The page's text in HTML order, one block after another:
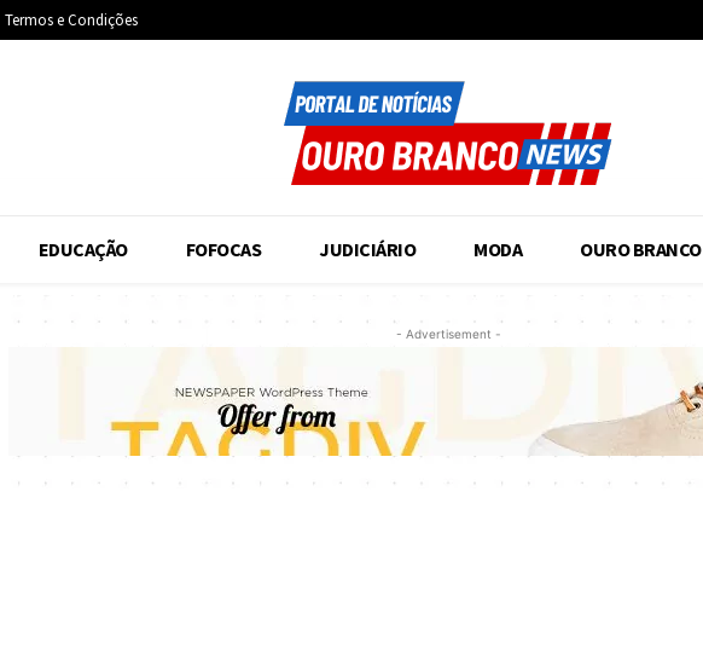
Termos e Condições
EDUCAÇÃO FOFOCAS JUDICIÁRIO MODA OURO BRANCO
- Advertisement -